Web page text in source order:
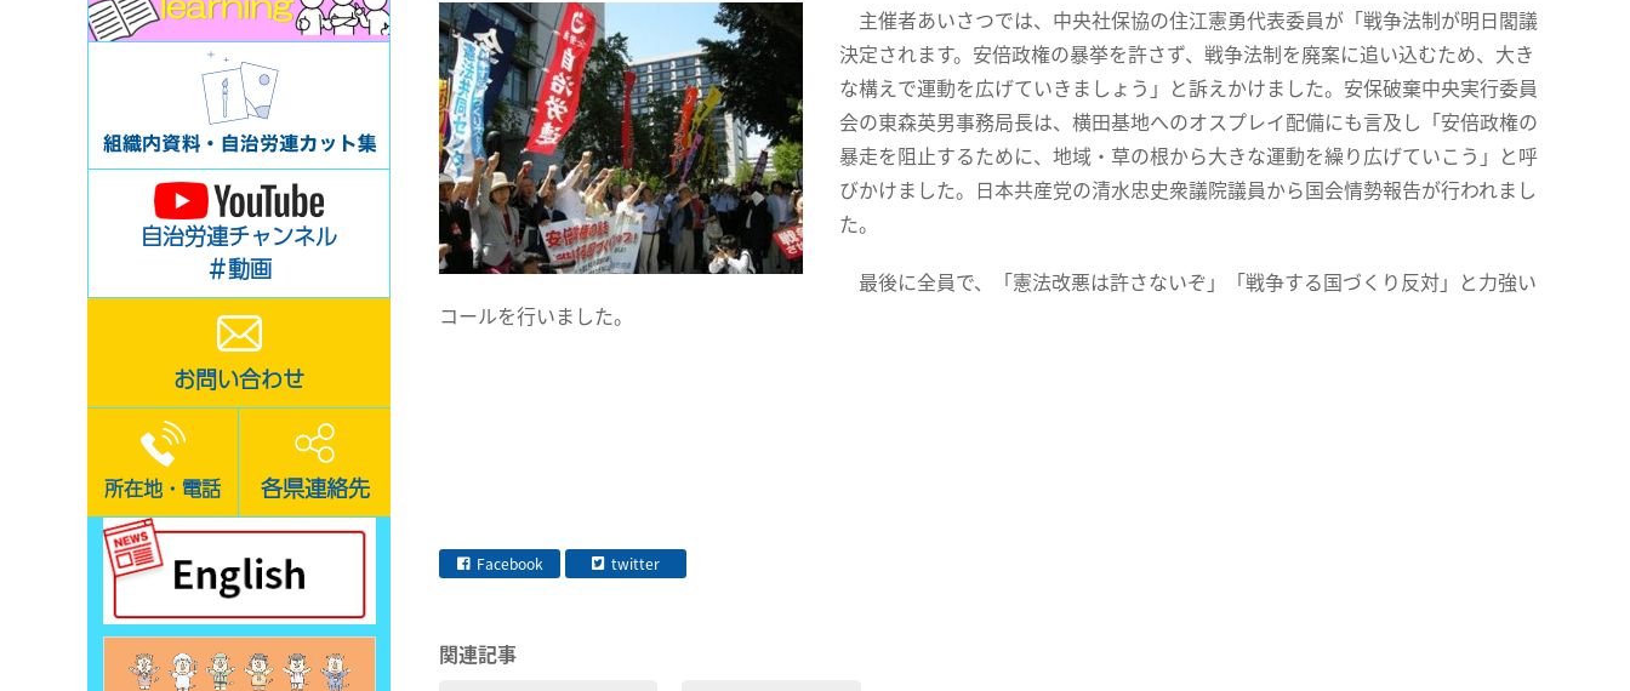
自治労連チャンネル
＃動画
お問い合わせ
所在地・電話 各県連絡先
主催者あいさつでは、中央社保協の住江憲勇代表委員が「戦争法制が明日閣議
決定されます。安倍政権の暴挙を許さず、戦争法制を廃案に追い込むため、大き
な構えで運動を広げていきましょう」と訴えかけました。安保破棄中央実行委員
会の東森英男事務局長は、横田基地へのオスプレイ配備にも言及し「安倍政権の
暴走を阻止するために、地域・草の根から大きな運動を繰り広げていこう」と呼
びかけました。日本共産党の清水忠史衆議院議員から国会情勢報告が行われまし
た。
最後に全員で、「憲法改悪は許さないぞ」「戦争する国づくり反対」と力強い
コールを行いました。
Facebook twitter
関連記事